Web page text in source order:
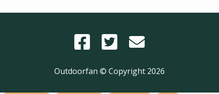
Outdoorfan © Copyright 2026